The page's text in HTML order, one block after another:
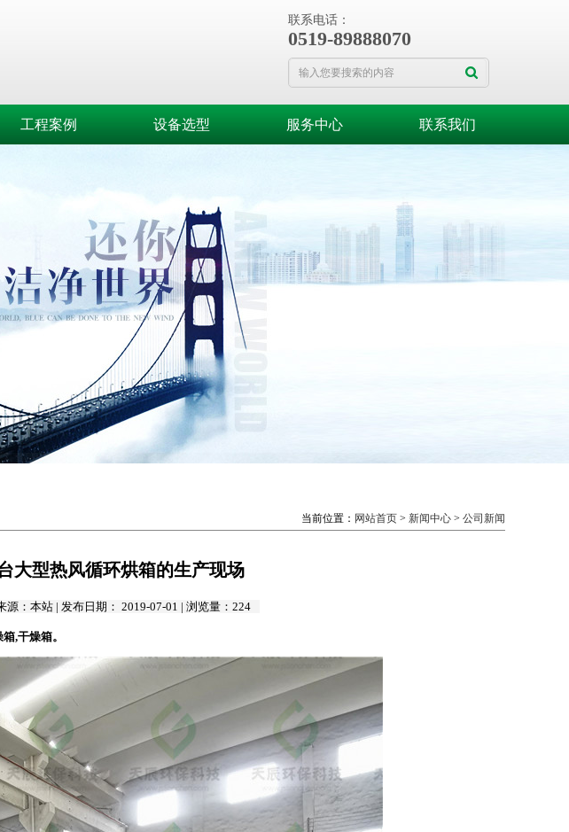
联系电话：
0519-89888070
工程案例 设备选型 服务中心 联系我们
当前位置： 网站首页 > 新闻中心 > 公司新闻
大型热风循环烘箱的生产现场
源：本站 | 发布日期： 2019-07-01 | 浏览量： 224
,干燥箱。